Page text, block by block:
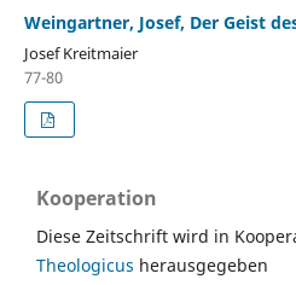
Weingartner, Josef, Der Geist
Josef Kreitmaier
77-80
Kooperation
Diese Zeitschrift wird in
Theologicus herausgegeben